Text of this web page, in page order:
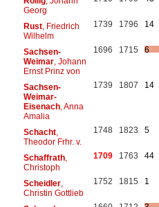
Georg
Rust, Friedrich
Wilhelm
1739 1796 14
Sachsen-
Weimar, Johann
Ernst Prinz von
1696 1715 6
Sachsen-
Weimar-
Eisenach, Anna
Amalia
1739 1807 14
Schacht,
Theodor Frhr. v.
1748 1823 5
Schaffrath,
Christoph
1709 1763 44
Scheidler,
Christin Gottlieb
1752 1815 1